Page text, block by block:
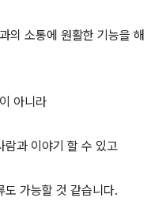
의 소통에 원활한 기능을 해
아니라
람과 이야기 할 수 있고
도 가능할 것 같습니다.